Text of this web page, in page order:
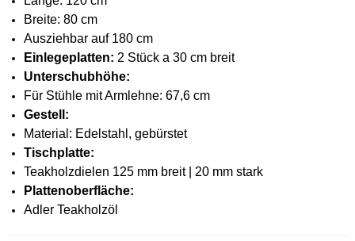
Breite: 80 cm
Ausziehbar auf 180 cm
Einlegeplatten: 2 Stück a 30 cm breit
Unterschubhöhe:
Für Stühle mit Armlehne: 67,6 cm
Gestell:
Material: Edelstahl, gebürstet
Tischplatte:
Teakholzdielen 125 mm breit | 20 mm stark
Plattenoberfläche:
Adler Teakholzöl